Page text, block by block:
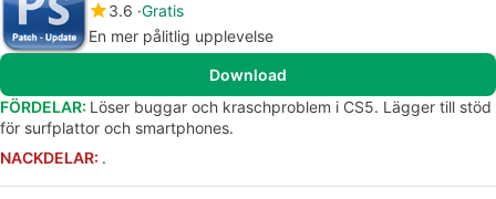
3.6 Gratis
En mer pålitlig upplevelse
Download
FÖRDELAR: Löser buggar och kraschproblem i CS5. Lägger till stöd
för surfplattor och smartphones.
NACKDELAR: .